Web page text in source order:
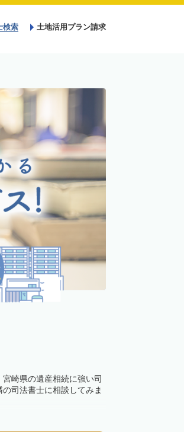
検索 土地活用プラン請求
崎県の遺産相続に強い司
司法書士に相談してみま